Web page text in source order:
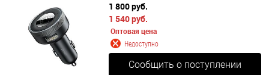
1 800 руб.
1 540 руб.
Оптовая цена
Недоступно
Сообщить о поступлении